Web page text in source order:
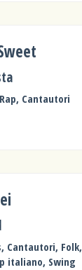
Cantautori
Cantautori, Folk,
italiano, Swing